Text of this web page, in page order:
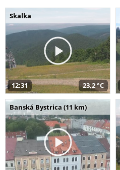
Skalka
12:31 23,2 °C
Banská Bystrica (11 km)